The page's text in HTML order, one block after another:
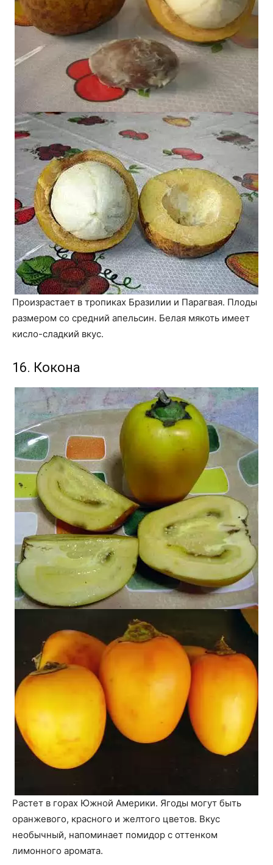
Произрастает в тропиках Бразилии и Парагвая. Плоды
размером со средний апельсин. Белая мякоть имеет
кисло-сладкий вкус.
16. Кокона
Растет в горах Южной Америки. Ягоды могут быть
оранжевого, красного и желтого цветов. Вкус
необычный, напоминает помидор с оттенком
лимонного аромата.